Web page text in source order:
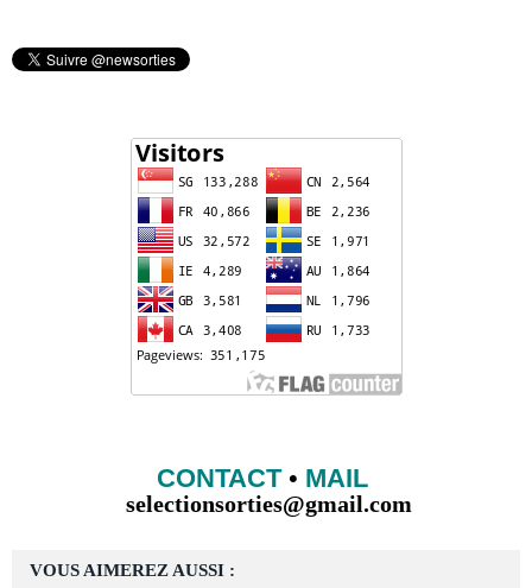
VOUS AIMEREZ AUSSI :
CONTACT• MAIL
selectionsorties@gmail.com